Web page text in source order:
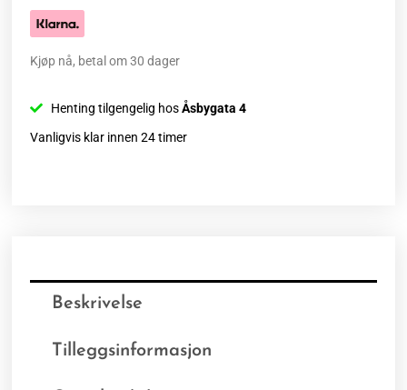
Kjøp nå, betal om 30 dager
Henting tilgengelig hosÅsbygata 4
Vanligvis klar innen 24 timer
Beskrivelse
Tilleggsinformasjon